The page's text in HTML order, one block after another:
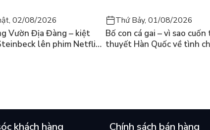
02/08/2026
Vườn Địa Đàng – kiệt
lên phim Netflix
Thứ Bảy, 01/08/2026
Bố con cá gai – vì sao cuốn
thuyết Hàn Quốc về tình
khách hàng Chính sách bán hàng